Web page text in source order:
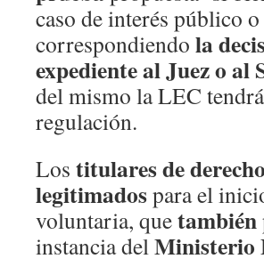
caso de interés público
correspondiendo la
expediente al Juez o
del mismo la LEC
regulación.
Los titulares de
legitimadospara el
voluntaria, quetambién
instancia delMinisterio